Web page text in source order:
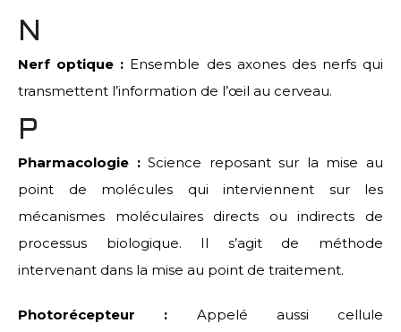
N
Nerf optique : Ensemble des axones des nerfs qui
transmettent l’information de l’œil au cerveau.
P
Pharmacologie :Science reposant sur la mise au
point de molécules qui interviennent sur les
mécanismes moléculaires directs ou indirects de
processus biologique. Il s’agit de méthode
intervenant dans la mise au point de traitement.
Photorécepteur : Appelé aussi cellule